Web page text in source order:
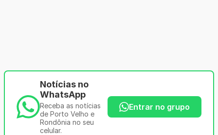
Notícias no
WhatsApp
Receba as notícias
de Porto Velho e
Rondônia no seu
celular.
Entrar no grupo